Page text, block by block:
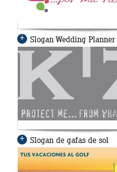
Slogan Wedding Planner
Slogan de gafas de sol